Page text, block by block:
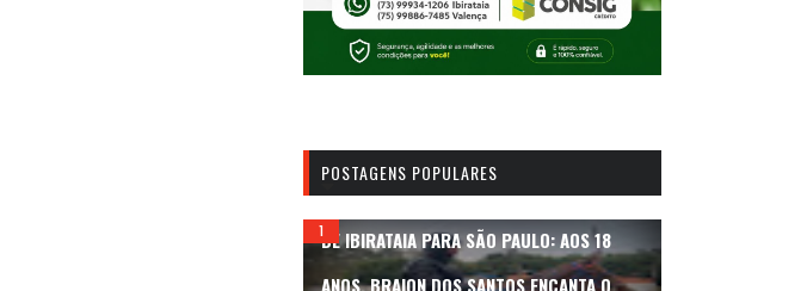
POSTAGENS POPULARES
DE IBIRATAIA PARA SÃO PAULO: AOS 18
ANOS, BRAION DOS SANTOS ENCANTA O